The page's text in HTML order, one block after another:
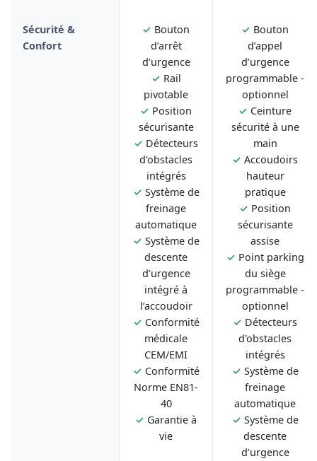
Sécurité &
Confort
✓ Bouton
d’arrêt
d’urgence
✓ Rail
pivotable
✓ Position
sécurisante
✓ Détecteurs
d'obstacles
intégrés
✓ Système de
freinage
automatique
✓ Système de
descente
d’urgence
intégré à
l’accoudoir
✓ Conformité
médicale
CEM/EMI
✓ Conformité
Norme EN81-
40
✓ Garantie à
vie
✓ Bouton
d’appel
d’urgence
programmable -
optionnel
✓ Ceinture
sécurité à une
main
✓ Accoudoirs
hauteur
pratique
✓ Position
sécurisante
assise
✓ Point parking
du siège
programmable -
optionnel
✓ Détecteurs
d'obstacles
intégrés
✓ Système de
freinage
automatique
✓ Système de
descente
d’urgence